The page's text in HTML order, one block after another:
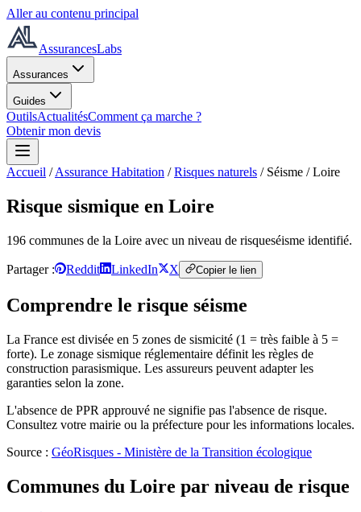
Aller au contenu principal
AssurancesLabs
Assurances
Guides
OutilsActualitésComment ça marche ?
Obtenir mon devis
Accueil /Assurance Habitation /Risques naturels / Séisme /Loire
Risque sismique en Loire
196 communes de la Loire avec un niveau de risqueséisme identifié.
Partager : Reddit LinkedIn X Copier le lien
Comprendre le risque séisme
La France est divisée en 5 zones de sismicité (1 = très faible à 5 =
forte). Le zonage sismique réglementaire définit les règles de
construction parasismique. Les assureurs peuvent adapter les
garanties selon la zone.
L'absence de PPR approuvé ne signifie pas l'absence de risque.
Consultez votre mairie ou la préfecture pour les informations locales.
Source : GéoRisques - Ministère de la Transition écologique
Communes du Loire par niveau de risque